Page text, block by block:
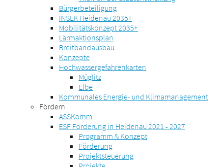
Bürgerbeteiligung
INSEK Heidenau 2035+
Mobilitätskonzept 2035+
Lärmaktionsplan
Breitbandausbau
Konzepte
Hochwassergefahrenkarten
Müglitz
Elbe
Kommunales Energie- und Klimamanagement
Fördern
ASSKomm
ESF Förderung in Heidenau 2021 - 2027
Programm & Konzept
Förderung
Projektsteuerung